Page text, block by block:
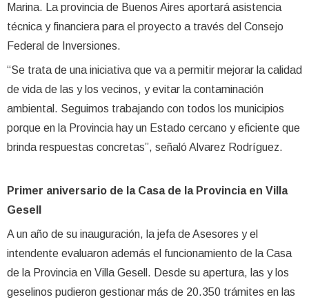
Marina. La provincia de Buenos Aires aportará asistencia
técnica y financiera para el proyecto a través del Consejo
Federal de Inversiones.
“Se trata de una iniciativa que va a permitir mejorar la calidad
de vida de las y los vecinos, y evitar la contaminación
ambiental. Seguimos trabajando con todos los municipios
porque en la Provincia hay un Estado cercano y eficiente que
brinda respuestas concretas”, señaló Alvarez Rodríguez.
Primer aniversario de la Casa de la Provincia en Villa
Gesell
A un año de su inauguración, la jefa de Asesores y el
intendente evaluaron además el funcionamiento de la Casa
de la Provincia en Villa Gesell. Desde su apertura, las y los
geselinos pudieron gestionar más de 20.350 trámites en las